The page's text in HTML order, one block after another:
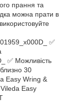
прання та
можна прати в
✅
✅ Можливість
30
Easy Wring &
Easy